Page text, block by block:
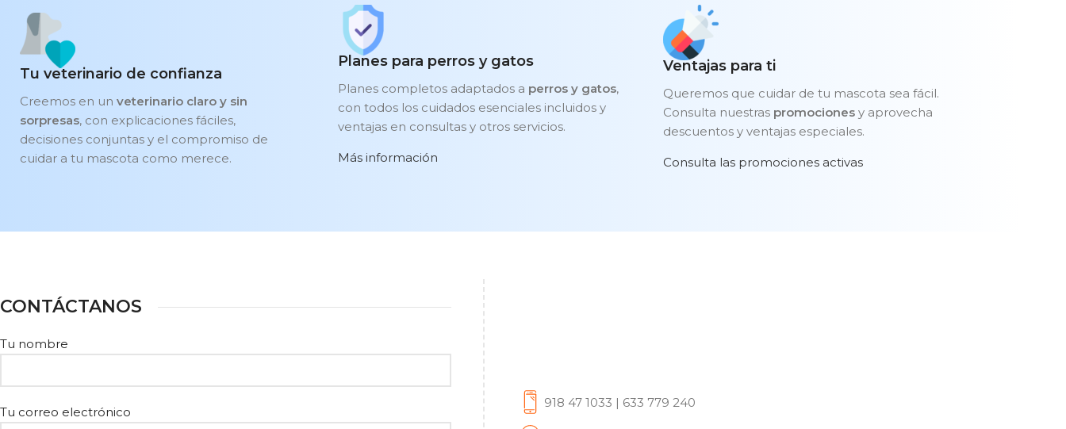
Tu veterinario de confianza
Creemos en un veterinario claro y sin
sorpresas, con explicaciones fáciles,
decisiones conjuntas y el compromiso de
cuidar a tu mascota como merece.
Planes para perros y gatos
Planes completos adaptados a perros y gatos,
con todos los cuidados esenciales incluidos y
ventajas en consultas y otros servicios.
Más información
Ventajas para ti
Queremos que cuidar de tu mascota sea fácil.
Consulta nuestras promociones y aprovecha
descuentos y ventajas especiales.
Consulta las promociones activas
CONTÁCTANOS
Tu nombre
Tu correo electrónico
918 47 1033 | 633 779 240